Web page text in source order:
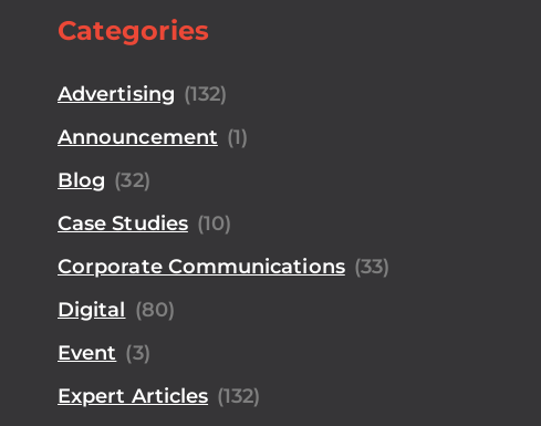
Categories
Advertising (132)
Announcement (1)
Blog (32)
Case Studies (10)
Corporate Communications (33)
Digital (80)
Event (3)
Expert Articles (132)